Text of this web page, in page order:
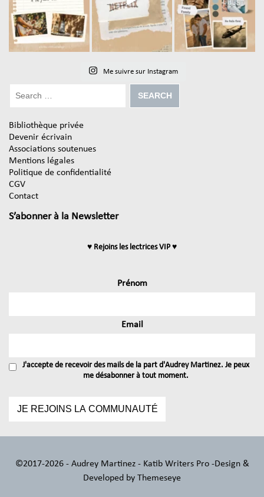
Me suivre sur Instagram
Bibliothèque privée
Devenir écrivain
Associations soutenues
Mentions légales
Politique de confidentialité
CGV
Contact
S’abonner à la Newsletter
♥ Rejoins les lectrices VIP ♥
Prénom
Email
J'accepte de recevoir des mails de la part d'Audrey Martinez. Je peux
me désabonner à tout moment.
©2017-2026 - Audrey Martinez - Katib Writers Pro -Design &
Developed by Themeseye